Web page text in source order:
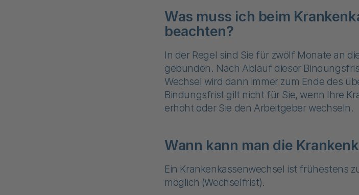
Was muss ich beim
beachten?
In der Regel sind Sie für zwölf Monate an
gebunden. Nach Ablauf dieser
Wechsel wird dann immer zum Ende des
Bindungsfrist gilt nicht für Sie, wenn Ihre
erhöht oder Sie den Arbeitgeber wechseln.
Wann kann man die
Ein Krankenkassenwechsel ist frühestens
möglich (Wechselfrist).